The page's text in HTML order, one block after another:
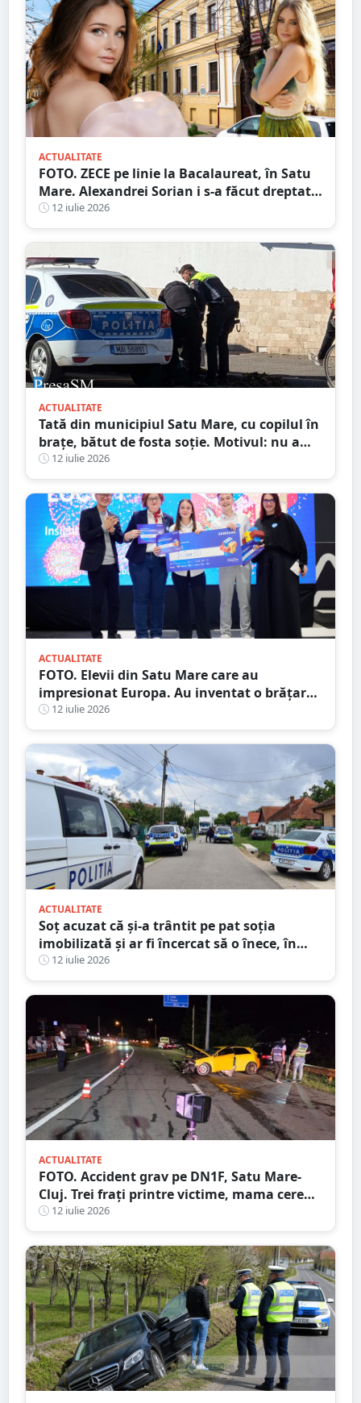
ACTUALITATE
FOTO. ZECE pe linie la Bacalaureat, în Satu
Mare. Alexandrei Sorian i s-a făcut dreptate
după contestații
12 iulie 2026
ACTUALITATE
Tată din municipiul Satu Mare, cu copilul în
brațe, bătut de fosta soție. Motivul: nu a
vrut să meargă în excursie
12 iulie 2026
ACTUALITATE
FOTO. Elevii din Satu Mare care au
impresionat Europa. Au inventat o brățară
inteligentă pentru colegii nevăzători
12 iulie 2026
ACTUALITATE
Soț acuzat că și-a trântit pe pat soția
imobilizată și ar fi încercat să o înece, în
județul Satu Mare
12 iulie 2026
ACTUALITATE
FOTO. Accident grav pe DN1F, Satu Mare-
Cluj. Trei frați printre victime, mama cere
ajutorul martorilor
12 iulie 2026